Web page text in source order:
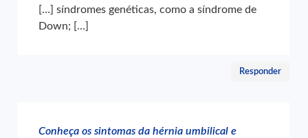
[…] síndromes genéticas, como a síndrome de
Down; […]
Responder
Conheça os sintomas da hérnia umbilical e